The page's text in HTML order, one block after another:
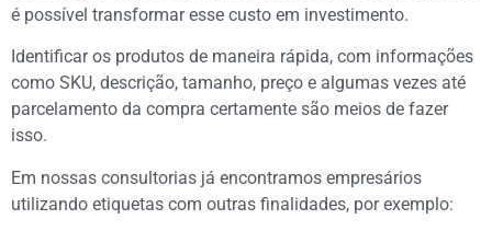
é possível transformar esse custo em investimento.
Identificar os produtos de maneira rápida, com informações
como SKU, descrição, tamanho, preço e algumas vezes até
parcelamento da compra certamente são meios de fazer
isso.
Em nossas consultorias já encontramos empresários
utilizando etiquetas com outras finalidades, por exemplo: